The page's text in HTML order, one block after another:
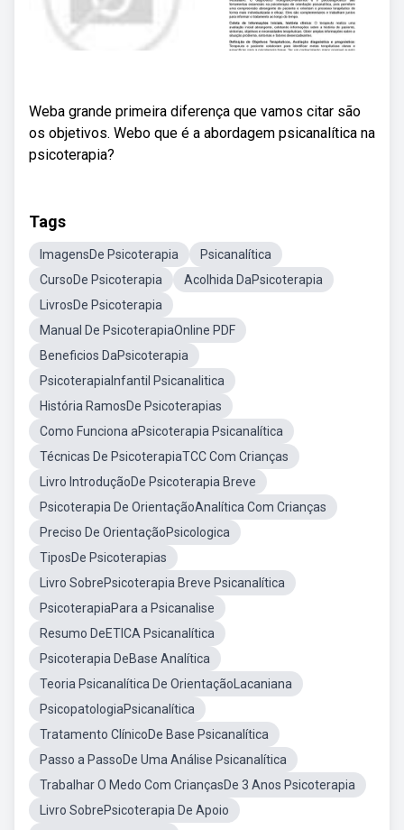
Weba grande primeira diferença que vamos citar são
os objetivos. Webo que é a abordagem psicanalítica na
psicoterapia?
Tags
ImagensDe Psicoterapia
Psicanalítica
CursoDe Psicoterapia
Acolhida DaPsicoterapia
LivrosDe Psicoterapia
Manual De PsicoterapiaOnline PDF
Beneficios DaPsicoterapia
PsicoterapiaInfantil Psicanalitica
História RamosDe Psicoterapias
Como Funciona aPsicoterapia Psicanalítica
Técnicas De PsicoterapiaTCC Com Crianças
Livro IntroduçãoDe Psicoterapia Breve
Psicoterapia De OrientaçãoAnalítica Com Crianças
Preciso De OrientaçãoPsicologica
TiposDe Psicoterapias
Livro SobrePsicoterapia Breve Psicanalítica
PsicoterapiaPara a Psicanalise
Resumo DeETICA Psicanalítica
Psicoterapia DeBase Analítica
Teoria Psicanalítica De OrientaçãoLacaniana
PsicopatologiaPsicanalítica
Tratamento ClínicoDe Base Psicanalítica
Passo a PassoDe Uma Análise Psicanalítica
Trabalhar O Medo Com CriançasDe 3 Anos Psicoterapia
Livro SobrePsicoterapia De Apoio